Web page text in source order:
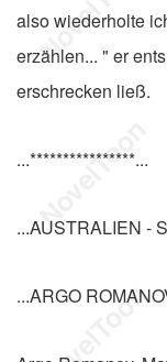
also wiederholte
erzählen... " er
erschrecken ließ.
...****************...
...AUSTRALIEN -
...ARGO